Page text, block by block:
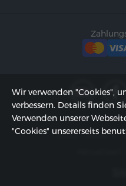
2002 - 2026, ©
Wir verwenden "Cookies",
verbessern. Details finden
Verwenden unserer
"Cookies" unsererseits